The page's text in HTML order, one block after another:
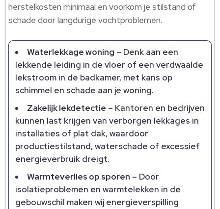
herstelkosten minimaal en voorkom je stilstand of
schade door langdurige vochtproblemen.​
Waterlekkage woning – Denk aan een
lekkende leiding in de vloer of een verdwaalde
lekstroom in de badkamer, met kans op
schimmel en schade aan je woning.​
Zakelijk lekdetectie – Kantoren en bedrijven
kunnen last krijgen van verborgen lekkages in
installaties of plat dak, waardoor
productiestilstand, waterschade of excessief
energieverbruik dreigt.​
Warmteverlies op sporen – Door
isolatieproblemen en warmtelekken in de
gebouwschil maken wij energieverspilling